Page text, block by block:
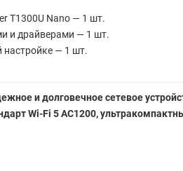
T1300U Nano — 1 шт.
и драйверами — 1 шт.
настройке — 1 шт.
и долговечное сетевое
Wi-Fi 5 AC1200,